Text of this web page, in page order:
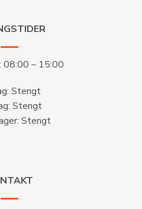
08:00 – 15:00
Stengt
Stengt
Stengt